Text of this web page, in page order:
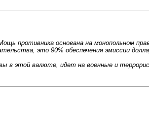
противника основана на монопольном
это 90% обеспечения эмиссии
в этой валюте, идет на военные и